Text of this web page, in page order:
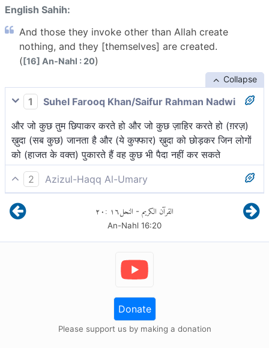
English Sahih:
And those they invoke other than Allah create
nothing, and they [themselves] are created.
([16] An-Nahl : 20)
Collapse
1
Suhel Farooq Khan/Saifur Rahman Nadwi
और जो कुछ तुम छिपाकर करते हो और जो कुछ ज़ाहिर करते हो (ग़रज़)
ख़ुदा (सब कुछ) जानता है और (ये कुफ्फार) ख़ुदा को छोड़कर जिन लोगों
को (हाजत के वक्त) पुकारते हैं वह कुछ भी पैदा नहीं कर सकते
2
Azizul-Haqq Al-Umary
और जिन्हें वे अल्लाह के सिवा पुकारते हैं, वे किसी चीज़ की उत्पत्ति नहीं
कर सकते। जबकि वे स्वयं उत्पन्न किये जाते हैं।
القرآن الكريم - النحل١٦ :٢٠
An-Nahl 16:20
Donate
Please support us by making a donation